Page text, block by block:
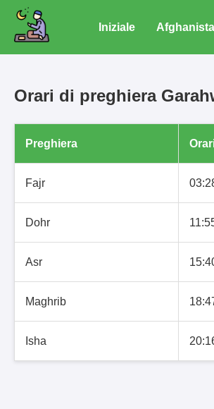
Iniziale
Orari di preghiera
Preghiera
Fajr
Dohr
Asr
Maghrib
Isha